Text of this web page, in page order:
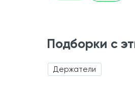
Подборки с
Держатели